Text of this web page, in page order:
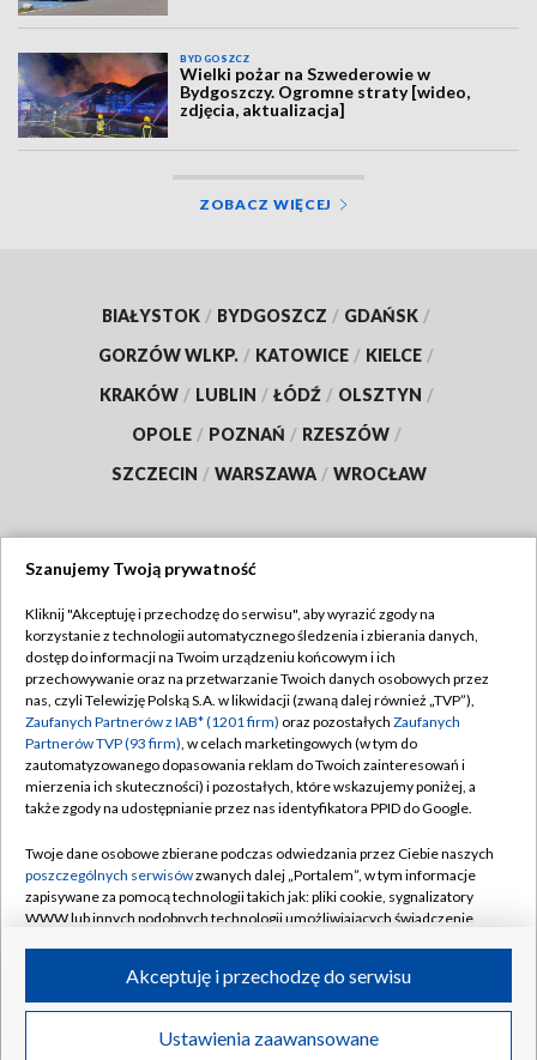
BYDGOSZCZ
Wielki pożar na Szwederowie w
Bydgoszczy. Ogromne straty [wideo,
zdjęcia, aktualizacja]
ZOBACZ WIĘCEJ
BIAŁYSTOK / BYDGOSZCZ / GDAŃSK /
GORZÓW WLKP. / KATOWICE / KIELCE /
KRAKÓW / LUBLIN / ŁÓDŹ / OLSZTYN /
OPOLE / POZNAŃ / RZESZÓW /
SZCZECIN / WARSZAWA / WROCŁAW
TVP
Abonament TVP
Emisja w TVP
Centrum informacji TVP
Naziemna Telewizja Cyfrowa
Rada Programowa
System NOS
Informacje o nadawcy
Program dla prasy
Regulamin TVP
Polityka prywatności
Moje zgody
Pomoc
Kontakt
Kanały
©2026 Telewizja Polska S.A. w likwidacji
Szanujemy Twoją prywatność
Kliknij "Akceptuję i przechodzę do serwisu", aby wyrazić zgody na
korzystanie z technologii automatycznego śledzenia i zbierania danych,
dostęp do informacji na Twoim urządzeniu końcowym i ich
przechowywanie oraz na przetwarzanie Twoich danych osobowych przez
nas, czyli Telewizję Polską S.A. w likwidacji (zwaną dalej również „TVP”),
Zaufanych Partnerów z IAB* (1201 firm) oraz pozostałych Zaufanych
Partnerów TVP (93 firm), w celach marketingowych (w tym do
zautomatyzowanego dopasowania reklam do Twoich zainteresowań i
mierzenia ich skuteczności) i pozostałych, które wskazujemy poniżej, a
także zgody na udostępnianie przez nas identyfikatora PPID do Google.
Twoje dane osobowe zbierane podczas odwiedzania przez Ciebie naszych
poszczególnych serwisówzwanych dalej „Portalem”, w tym informacje
zapisywane za pomocą technologii takich jak: pliki cookie, sygnalizatory
WWW lub innych podobnych technologii umożliwiających świadczenie
ruchu w Internecie.
Twoje dane osobowe zbierane podczas odwiedzania przez Ciebie
poszczególnych serwisówna Portalu, takie jak adresy IP, identyfikatory
Ustawienia zaawansowane
Akceptuję i przechodzę do serwisu